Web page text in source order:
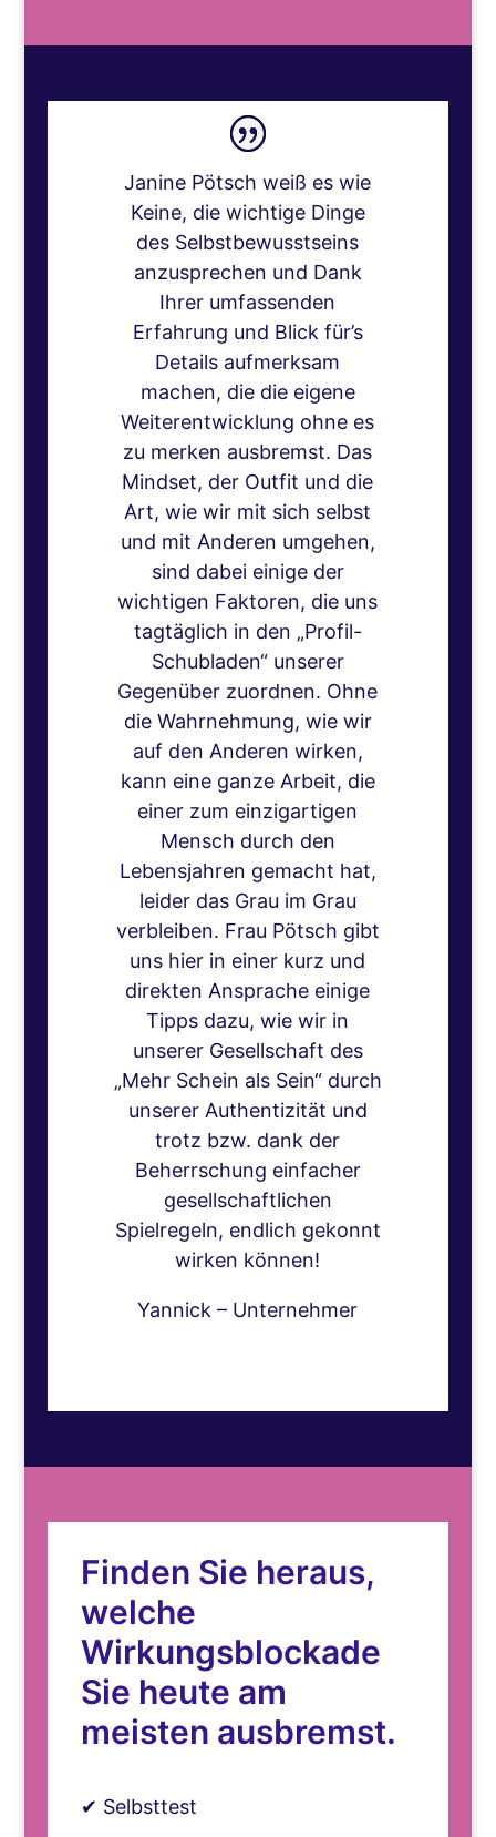
Janine Pötsch weiß es wie
Keine, die wichtige Dinge
des Selbstbewusstseins
anzusprechen und Dank
Ihrer umfassenden
Erfahrung und Blick für’s
Details aufmerksam
machen, die die eigene
Weiterentwicklung ohne es
zu merken ausbremst. Das
Mindset, der Outfit und die
Art, wie wir mit sich selbst
und mit Anderen umgehen,
sind dabei einige der
wichtigen Faktoren, die uns
tagtäglich in den „Profil-
Schubladen“ unserer
Gegenüber zuordnen. Ohne
die Wahrnehmung, wie wir
auf den Anderen wirken,
kann eine ganze Arbeit, die
einer zum einzigartigen
Mensch durch den
Lebensjahren gemacht hat,
leider das Grau im Grau
verbleiben. Frau Pötsch gibt
uns hier in einer kurz und
direkten Ansprache einige
Tipps dazu, wie wir in
unserer Gesellschaft des
„Mehr Schein als Sein“ durch
unserer Authentizität und
trotz bzw. dank der
Beherrschung einfacher
gesellschaftlichen
Spielregeln, endlich gekonnt
wirken können!
Yannick – Unternehmer
Finden Sie heraus,
welche
Wirkungsblockade
Sie heute am
meisten ausbremst.
✔ Selbsttest